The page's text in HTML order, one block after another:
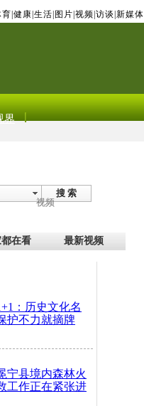
育 健康 生活 图片 视频 访谈 新媒体
界
搜 索
视频
在看 最新视频
：历史文化名
护不力就摘牌
宁县境内森林火
工作正在紧张进